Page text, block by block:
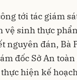
tới tác giám
vệ sinh thực
nguyên đán, Bà
đốc Sở An
hiện kế